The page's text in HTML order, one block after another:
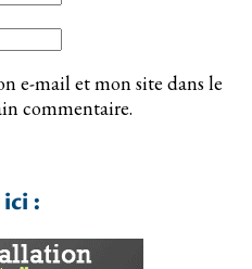
e-mail et mon site dans le
commentaire.
: